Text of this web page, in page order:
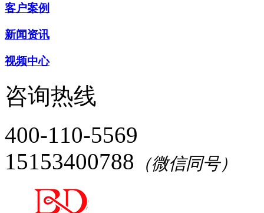
客户案例
新闻资讯
视频中心
咨询热线
400-110-5569
15153400788 （微信同号）